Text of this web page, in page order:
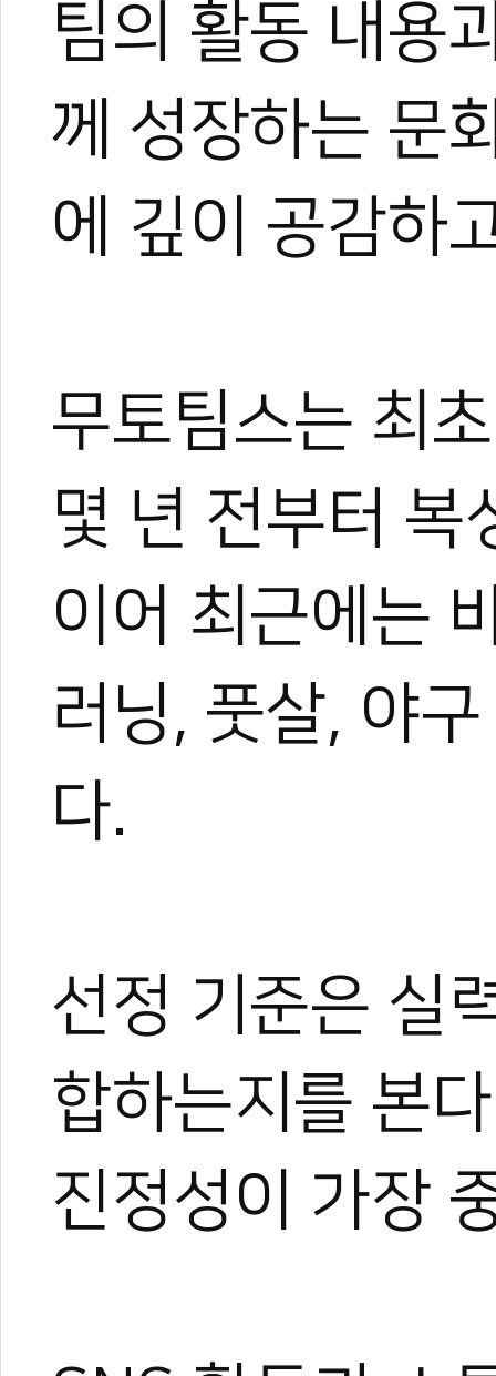
팀의 활동 내용
께 성장하는 문
에 깊이 공감하
무토팀스는 최
몇 년 전부터 복
이어 최근에는
러닝, 풋살, 야
다.
선정 기준은 실
합하는지를 본
진정성이 가장
#MOOTO #무토팀스